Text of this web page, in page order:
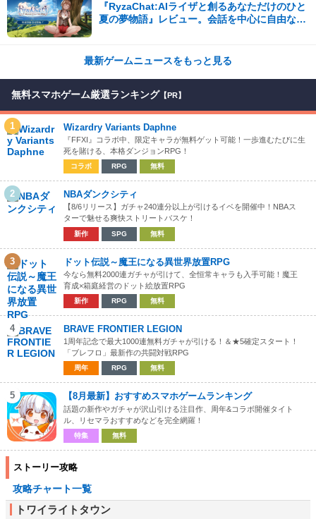
『RyzaChat:AIライザと創るあなただけのひと
夏の夢物語』レビュー。会話を中心に自由な冒
最新ゲームニュースをもっと見る
無料スマホゲーム厳選ランキング 【PR】
1 Wizardry Variants Daphne
『FFXI』コラボ中、限定キャラが無料ゲット可能！一歩進むたびに生
死を賭ける、本格ダンジョンRPG！
コラボ RPG 無料
2 NBAダンクシティ
【8/6リリース】ガチャ240連分以上が引けるイベを開催中！NBAス
ターで魅せる爽快ストリートバスケ！
新作 SPG 無料
3 ドット伝説～魔王になる異世界放置RPG
今なら無料2000連ガチャが引けて、全恒常キャラも入手可能！魔王
育成×箱庭経営のドット絵放置RPG
新作 RPG 無料
4 BRAVE FRONTIER LEGION
1周年記念で最大1000連無料ガチャが引ける！＆★5確定スタート！
「ブレフロ」最新作の共闘対戦RPG
周年 RPG 無料
5 【8月最新】おすすめスマホゲームランキング
話題の新作やガチャが沢山引ける注目作、周年&コラボ開催タイト
ル、リセマラおすすめなどを完全網羅！
特集 無料
ストーリー攻略
攻略チャート一覧
トワイライトタウン